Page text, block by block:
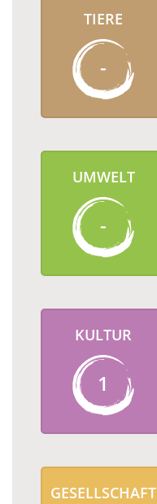
TIERE
-
UMWELT
-
KULTUR
1
GESELLSCHAFT